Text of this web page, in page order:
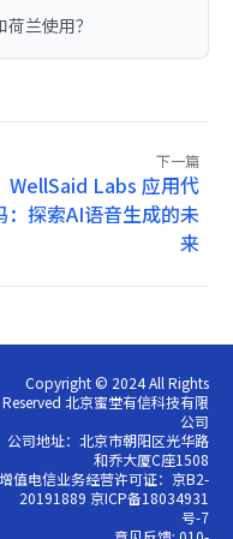
兰使用？
下一篇
WellSaid Labs 应用代
：探索AI语音生成的未
来
Copyright © 2024 All Rights
Reserved 北京蜜堂有信科技有限
公司
公司地址：北京市朝阳区光华路
和乔大厦C座1508
增值电信业务经营许可证：京B2-
20191889 京ICP备18034931
号-7